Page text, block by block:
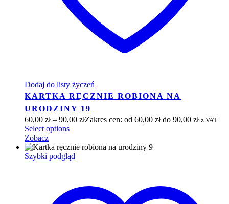
Dodaj do listy życzeń
KARTKA RĘCZNIE ROBIONA NA
URODZINY 19
60,00 zł – 90,00 złZakres cen: od 60,00 zł do 90,00 zł z VAT
Select options
Zobacz
Szybki podgląd